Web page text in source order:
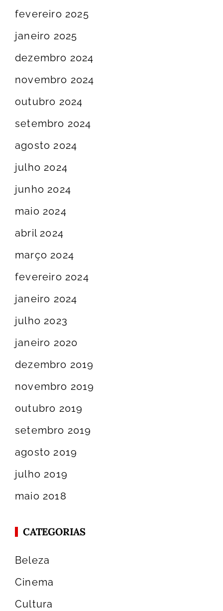
fevereiro 2025
janeiro 2025
dezembro 2024
novembro 2024
outubro 2024
setembro 2024
agosto 2024
julho 2024
junho 2024
maio 2024
abril 2024
março 2024
fevereiro 2024
janeiro 2024
julho 2023
janeiro 2020
dezembro 2019
novembro 2019
outubro 2019
setembro 2019
agosto 2019
julho 2019
maio 2018
CATEGORIAS
Beleza
Cinema
Cultura